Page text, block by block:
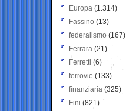
Europa (1.314)
Fassino (13)
federalismo (167)
Ferrara (21)
Ferretti (6)
ferrovie (133)
finanziaria (325)
Fini (821)